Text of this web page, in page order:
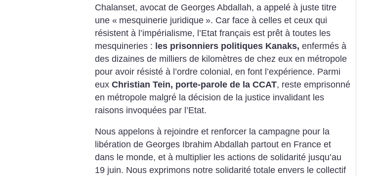
Chalanset, avocat de Georges Abdallah, a appelé à juste titre
une « mesquinerie juridique ». Car face à celles et ceux qui
résistent à l’impérialisme, l’Etat français est prêt à toutes les
mesquineries : les prisonniers politiques Kanaks, enfermés à
des dizaines de milliers de kilomètres de chez eux en métropole
pour avoir résisté à l’ordre colonial, en font l’expérience. Parmi
eux Christian Tein, porte-parole de la CCAT, reste emprisonné
en métropole malgré la décision de la justice invalidant les
raisons invoquées par l’Etat.
Nous appelons à rejoindre et renforcer la campagne pour la
libération de Georges Ibrahim Abdallah partout en France et
dans le monde, et à multiplier les actions de solidarité jusqu’au
19 juin. Nous exprimons notre solidarité totale envers le collectif